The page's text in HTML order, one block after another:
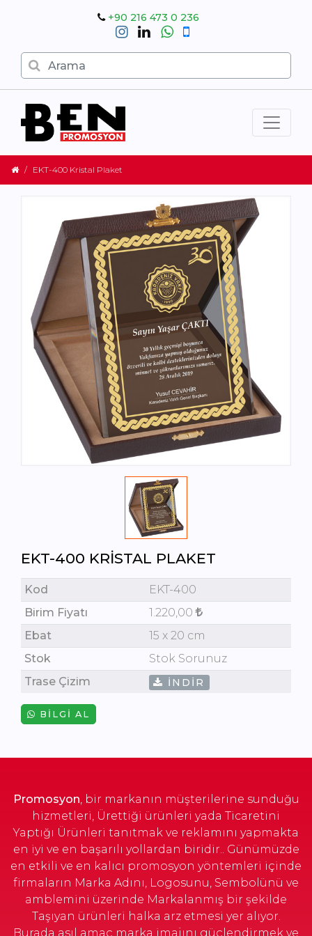
+90 216 473 0 236
EKT-400 Kristal Plaket
EKT-400 KRISTAL PLAKET
Kod
EKT-400
Birim Fiyatı
1.220,00
Ebat
15 x 20 cm
Stok
Stok Sorunuz
Trase Çizim
İNDIR
BILGI AL
Promosyon, bir markanın müşterilerine sunduğu
hizmetleri, Ürettiği ürünleri yada Ticaretini
Yaptığı Ürünleri tanıtmak ve reklamını yapmakta
en iyi ve en başarılı yollardan biridir.. Günümüzde
en etkili ve en kalıcı promosyon yöntemleri içinde
firmaların Marka Adını, Logosunu, Sembolünü ve
amblemini üzerinde Markalanmış bir şekilde
Taşıyan ürünleri halka arz etmesi yer alıyor.
Burada asıl amaç marka imajını güçlendirmek ve